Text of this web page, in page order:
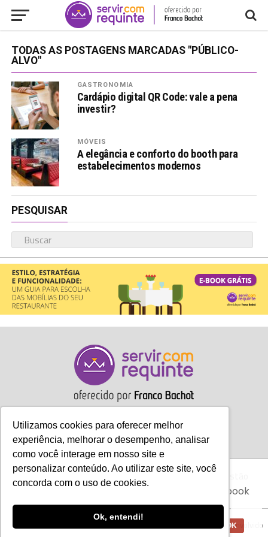
Utilizamos cookies para oferecer melhor
experiência, melhorar o desempenho, analisar
como você interage em nosso site e
personalizar conteúdo. Ao utilizar este site, você
concorda com o uso de cookies.
Ok, entendi!
TODAS AS POSTAGENS MARCADAS "PÚBLICO-
ALVO"
GASTRONOMIA
Cardápio digital QR Code: vale a pena
investir?
MÓVEIS
A elegância e conforto do booth para
estabelecimentos modernos
PESQUISAR
Gastronomia Móveis Decoração Hotelaria
Copyright © 2017 Servir com Requinte • Franco Bachot Móveis . Desenvolvido
Aviso:Nós da Franco Bachot utilizamos de
cookies com ferramentas do Google e Facebook
experiência de nossos clientes para oferecer
melhores produtos e serviços. OK